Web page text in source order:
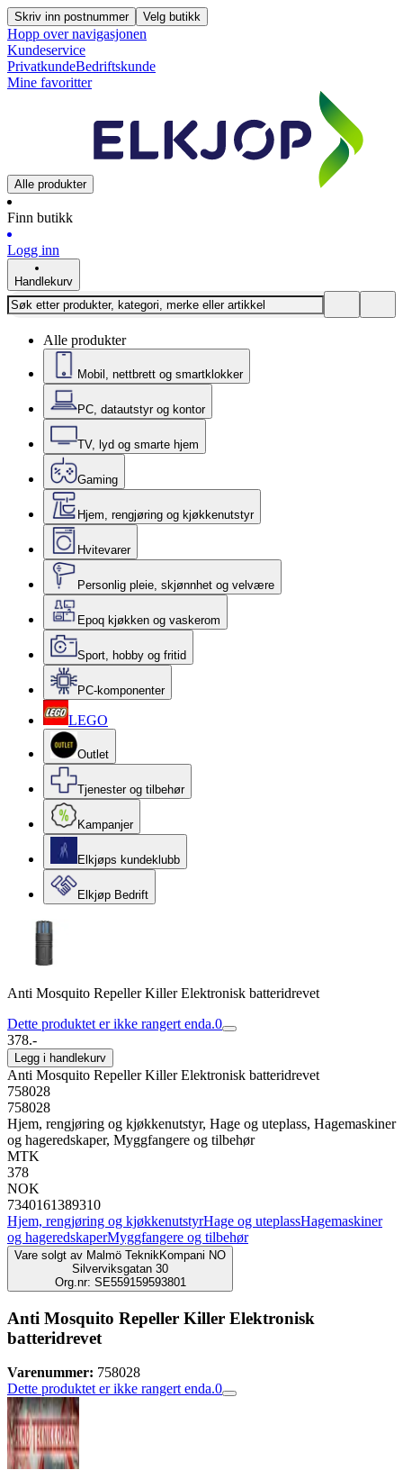
Skriv inn postnummer Velg butikk
Hopp over navigasjonen
Kundeservice
PrivatkundeBedriftskunde
Mine favoritter
Alle produkter
Finn butikk
Logg inn
Handlekurv
Alle produkter
Mobil, nettbrett og smartklokker
PC, datautstyr og kontor
TV, lyd og smarte hjem
Gaming
Hjem, rengjøring og kjøkkenutstyr
Hvitevarer
Personlig pleie, skjønnhet og velvære
Epoq kjøkken og vaskerom
Sport, hobby og fritid
PC-komponenter
LEGO
Outlet
Tjenester og tilbehør
Kampanjer
Elkjøps kundeklubb
Elkjøp Bedrift
Anti Mosquito Repeller Killer Elektronisk batteridrevet
Dette produktet er ikke rangert enda.0
378.-
Legg i handlekurv
Anti Mosquito Repeller Killer Elektronisk batteridrevet
758028
758028
Hjem, rengjøring og kjøkkenutstyr, Hage og uteplass, Hagemaskiner
og hageredskaper, Myggfangere og tilbehør
MTK
378
NOK
7340161389310
Hjem, rengjøring og kjøkkenutstyrHage og uteplassHagemaskiner
og hageredskaperMyggfangere og tilbehør
Vare solgt av Malmö TeknikKompani NO
Silverviksgatan 30
Org.nr: SE559159593801
Anti Mosquito Repeller Killer Elektronisk
batteridrevet
Varenummer: 758028
Dette produktet er ikke rangert enda.0